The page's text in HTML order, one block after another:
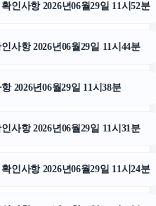
인사항 2026년06월29일 11시52분
사항 2026년06월29일 11시44분
2026년06월29일 11시38분
사항 2026년06월29일 11시31분
인사항 2026년06월29일 11시24분